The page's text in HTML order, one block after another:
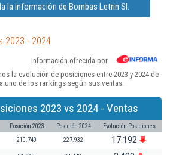
la información de Bombas Letrin Sl.
2023 - 2024
Información ofrecida por
la evolución de posiciones entre 2023 y 2024 de
uno de los rankings según sus ventas:
2023 vs 2024 - Ventas
Posición 2023 Posición 2024 Evolución Posiciones
210.740 227.932 17.192